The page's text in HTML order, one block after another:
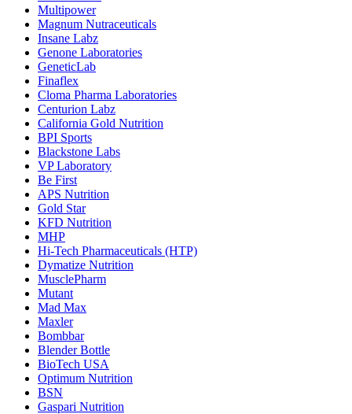
Multipower
Magnum Nutraceuticals
Insane Labz
Genone Laboratories
GeneticLab
Finaflex
Cloma Pharma Laboratories
Centurion Labz
California Gold Nutrition
BPI Sports
Blackstone Labs
VP Laboratory
Be First
APS Nutrition
Gold Star
KFD Nutrition
MHP
Hi-Tech Pharmaceuticals (HTP)
Dymatize Nutrition
MusclePharm
Mutant
Mad Max
Maxler
Bombbar
Blender Bottle
BioTech USA
Optimum Nutrition
BSN
Gaspari Nutrition